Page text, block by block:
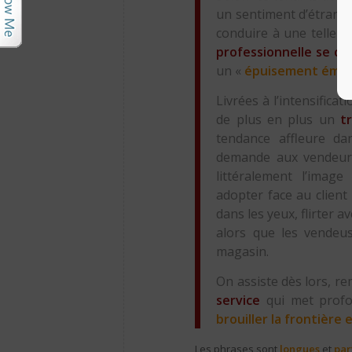
un sentiment
conduire à une telle
professionnelle se
un « épuisement
Livrées à
de plus en plus un
tendance affleure
demande aux
littéralement
adopter face au
dans les yeux, flirter
alors que les
magasin.
On assiste dès lors,
service qui met
brouiller la frontière
Les phrases sont longues et